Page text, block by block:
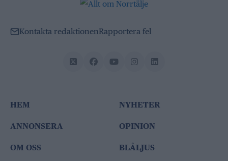
Kontakta redaktionenRapportera fel
HEM
ANNONSERA
OM OSS
NYHETER
OPINION
BLÅLJUS